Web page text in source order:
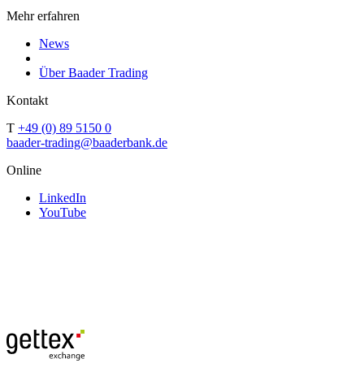
Mehr erfahren
News
Über Baader Trading
Kontakt
T +49 (0) 89 5150 0
baader-trading@baaderbank.de
Online
LinkedIn
YouTube